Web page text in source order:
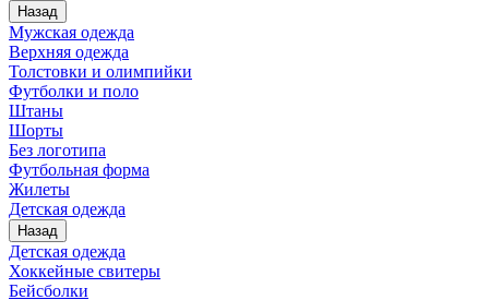
Назад
Мужская одежда
Верхняя одежда
Толстовки и олимпийки
Футболки и поло
Штаны
Шорты
Без логотипа
Футбольная форма
Жилеты
Детская одежда
Назад
Детская одежда
Хоккейные свитеры
Бейсболки